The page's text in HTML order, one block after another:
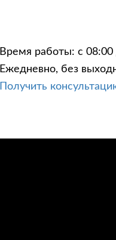
Время работы: с 08:00
Ежедневно, без
Получить
АКЦИИ